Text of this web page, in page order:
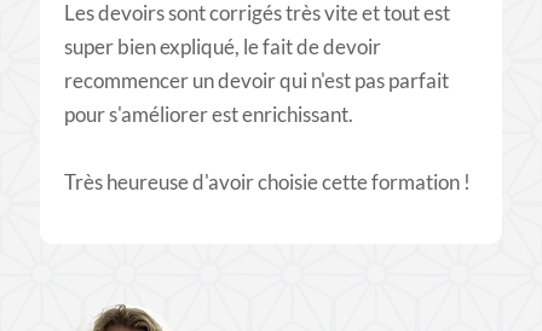
Les devoirs sont corrigés très vite et tout est
super bien expliqué, le fait de devoir
recommencer un devoir qui n'est pas parfait
pour s'améliorer est enrichissant.
Très heureuse d'avoir choisie cette formation !